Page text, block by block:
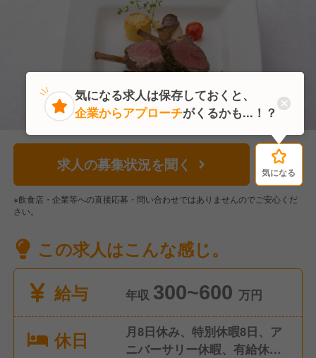
求人の募集状況を聞く 気になる
※飲食店・企業等への直接応募・問い合わせではありませんのでご安心くだ
さい。
この求人はこんな感じ。
給与
年収 300~600 万円
休日
月8日休み、特別休暇8日、ア
ニバーサリー休暇、有給休暇
気になる
気になる求人は保存しておくと、
企業からアプローチがくるかも...！？